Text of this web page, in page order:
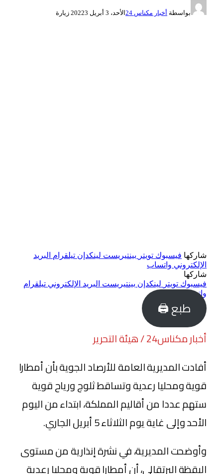
بواسطة أخبار مكناس 24 الأحد، 3 أبريل 2022 3 زيارة
شاركها فيسبوك تويتر بينتيريست لينكدإن تيلقرام البريد
الإلكتروني واتساب
شاركها
فيسبوك تويتر لينكدإن بينتيريست البريد الإلكتروني تيلقرام
واتساب
طبع 🖨
أخبار مكناس24 / هيئة التحرير
أفادت المديرية العامة للأرصاد الجوية بأن أمطارا
قوية ومحليا رعدية وتساقط ثلوج ورياح قوية
ستهم عددا من أقاليم المملكة، ابتداء من اليوم
الأحد وإلى غاية يوم الثلاثاء 5 أبريل الجاري.
وأوضحت المديرية، في نشرة إنذارية من مستوى
اليقظة البرتقالي، أن أمطارا قوية ومحليا رعدية